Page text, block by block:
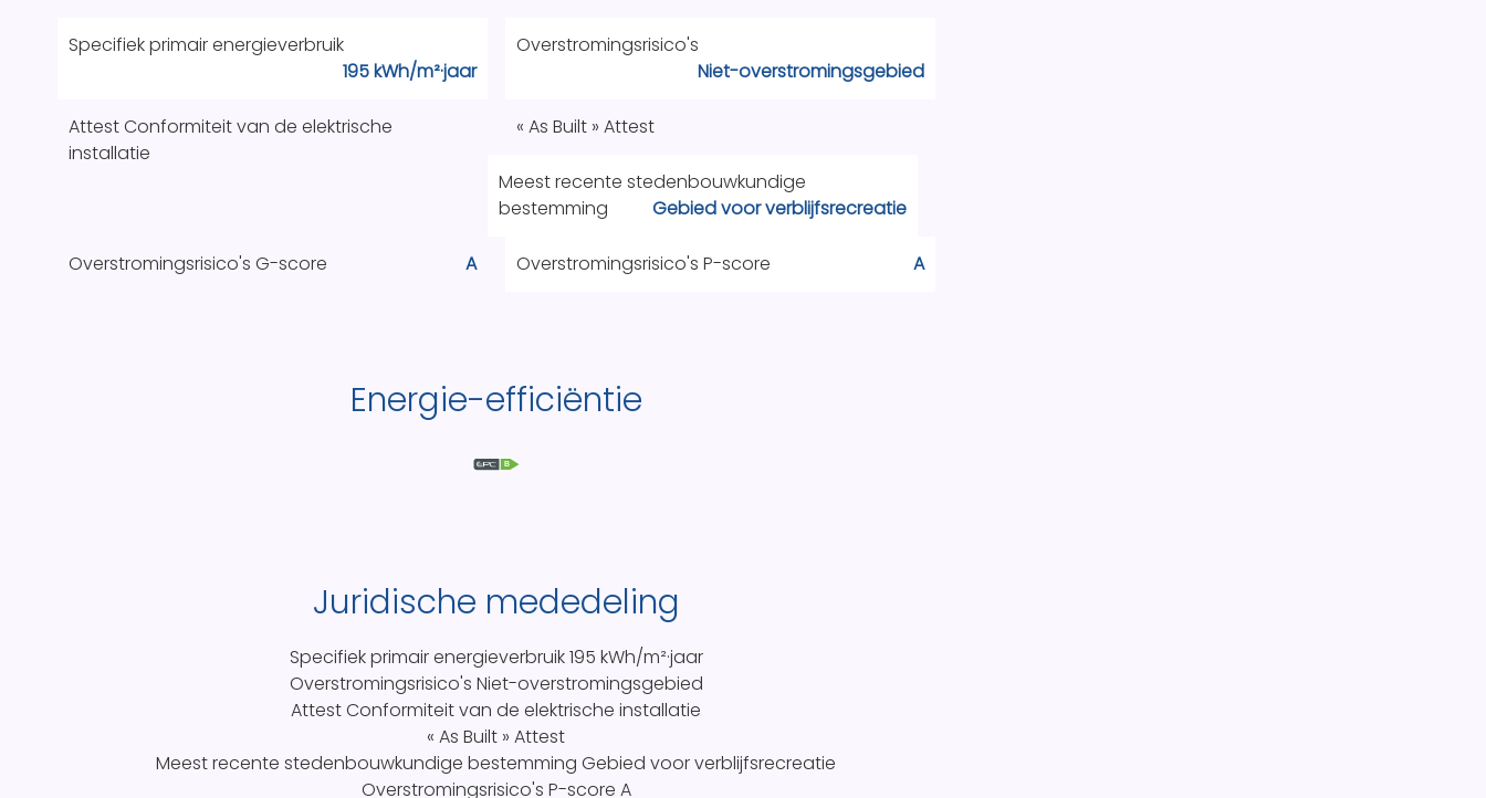
Specifiek primair energieverbruik
195 kWh/m²·jaar
Overstromingsrisico's
Niet-overstromingsgebied
Attest Conformiteit van de elektrische
installatie
« As Built » Attest
Meest recente stedenbouwkundige
bestemming
Gebied voor verblijfsrecreatie
Overstromingsrisico's P-score A
Overstromingsrisico's G-score A
Energie-efficiëntie
B
Juridische mededeling
Specifiek primair energieverbruik195 kWh/m²·jaar
Overstromingsrisico's Niet-overstromingsgebied
Attest Conformiteit van de elektrische installatie
« As Built » Attest
Meest recente stedenbouwkundige bestemmingGebied voor verblijfsrecreatie
Overstromingsrisico's P-score A